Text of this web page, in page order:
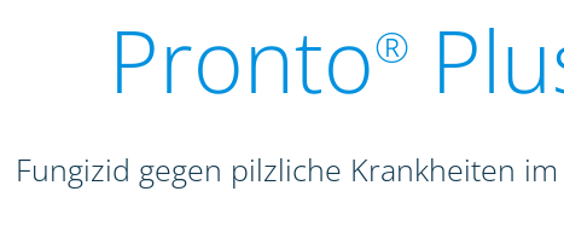
Pronto®
Fungizid gegen pilzliche Krankheiten